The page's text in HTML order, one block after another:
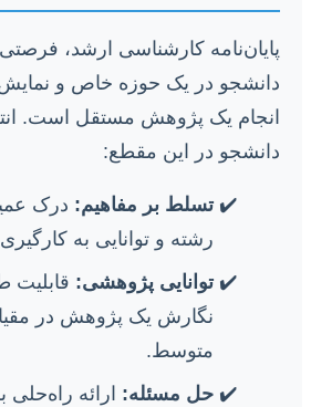
پایان‌نامه کارشناسی ارشد،
دانشجو در یک حوزه خاص و نمایش
انجام یک پژوهش مستقل است.
دانشجو در این مقطع:
تسلط بر مفاهیم: درک
رشته و توانایی به
توانایی پژوهشی: قابلیت
نگارش یک پژوهش در
متوسط.
حل مسئله: ارائه